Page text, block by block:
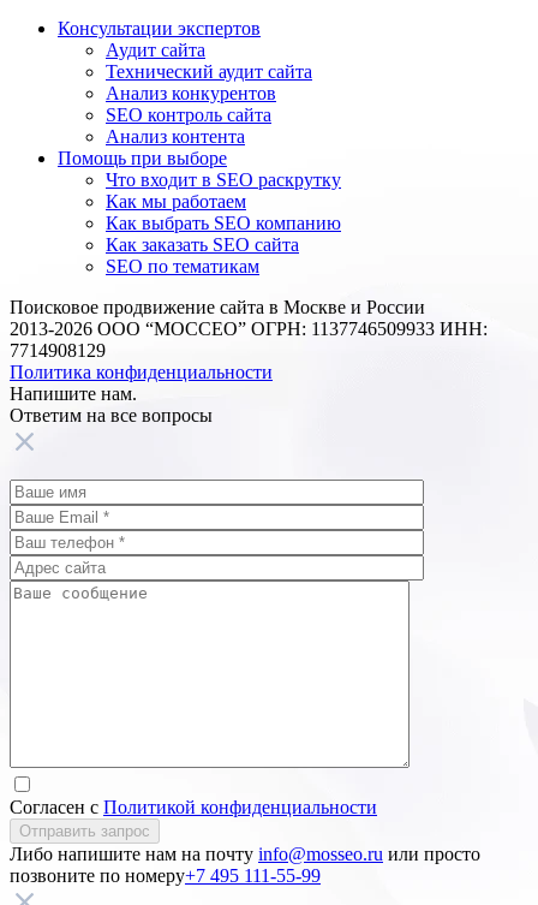
Консультации экспертов
Аудит сайта
Технический аудит сайта
Анализ конкурентов
SEO контроль сайта
Анализ контента
Помощь при выборе
Что входит в SEO раскрутку
Как мы работаем
Как выбрать SEO компанию
Как заказать SEO сайта
SEO по тематикам
Поисковое продвижение сайта в Москве и России
2013-2026 ООО “МОССЕО” ОГРН: 1137746509933 ИНН:
7714908129
Политика конфиденциальности
Напишите нам.
Ответим на все вопросы
Согласен с Политикой конфиденциальности
Отправить запрос
Либо напишите нам на почту info@mosseo.ru или просто
позвоните по номеру+7 495 111-55-99